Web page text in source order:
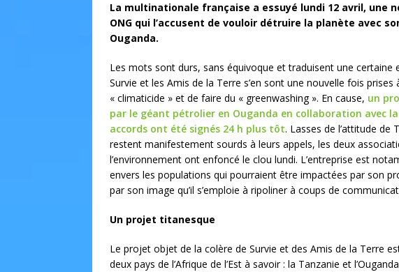
La multinationale française a essuyé lundi 12 avril, une
ONG qui l’accusent de vouloir détruire la planète avec
Ouganda.
Les mots sont durs, sans équivoque et traduisent une certaine
Survie et les Amis de la Terre s’en sont une nouvelle fois prises
« climaticide » et de faire du « greenwashing ». En cause, un
par le géant pétrolier en Ouganda en collaboration avec
accords ont été signés 24 h plus tôt. Lasses de l’attitude de
restent manifestement sourds à leurs appels, les deux
l’environnement ont enfoncé le clou lundi. L’entreprise est
envers les populations qui pourraient être impactées par son
par son image qu’il s’emploie à ripoliner à coups de
Un projet titanesque
Le projet objet de la colère de Survie et des Amis de la Terre
deux pays de l’Afrique de l’Est à savoir : la Tanzanie et